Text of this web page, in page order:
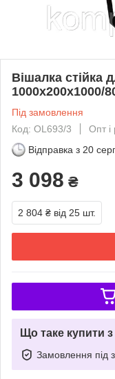
Вішалка стійка
1000х200х1000/
Під замовлення
Код: OL693/3
Опт і
Відправка з 20
3 098 ₴
2 804 ₴ від 25 шт.
Що таке купити
Замовлення під